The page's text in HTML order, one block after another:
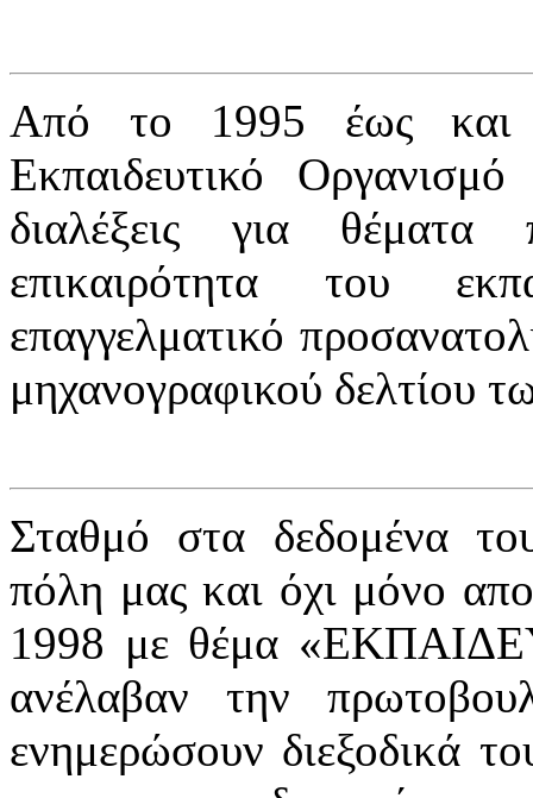
Από το 1995 έως και
Εκπαιδευτικό
διαλέξεις για
επικαιρότητα του
επαγγελματικό
μηχανογραφικού δελτίου
Σταθμό στα δεδομένα
πόλη μας και όχι μόνο
1998 με θέμα
ανέλαβαν την
ενημερώσουν διεξοδικά